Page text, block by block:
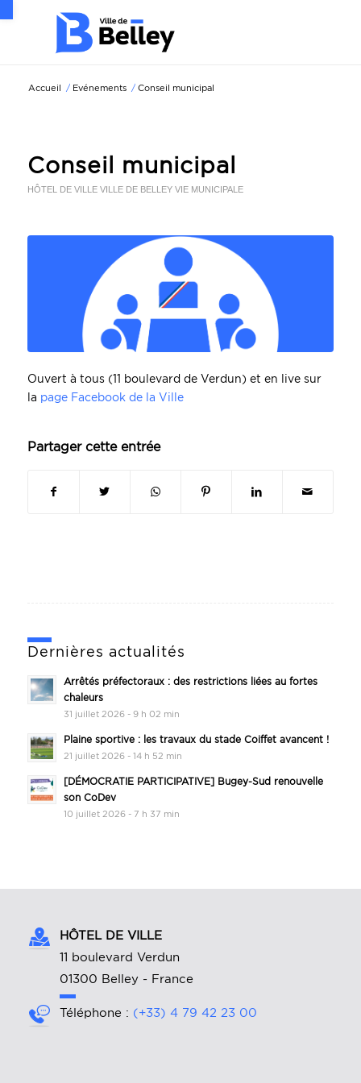
Accueil / Evénements / Conseil municipal
Conseil municipal
HÔTEL DE VILLE VILLE DE BELLEY VIE MUNICIPALE
Ouvert à tous (11 boulevard de Verdun) et en live sur
la page Facebook de la Ville
Partager cette entrée
Dernières actualités
Arrêtés préfectoraux : des restrictions liées au fortes
chaleurs
31 juillet 2026 - 9 h 02 min
Plaine sportive : les travaux du stade Coiffet avancent !
21 juillet 2026 - 14 h 52 min
[DÉMOCRATIE PARTICIPATIVE] Bugey-Sud renouvelle
son CoDev
10 juillet 2026 - 7 h 37 min
HÔTEL DE VILLE
11 boulevard Verdun
01300 Belley - France
Téléphone : (+33) 4 79 42 23 00